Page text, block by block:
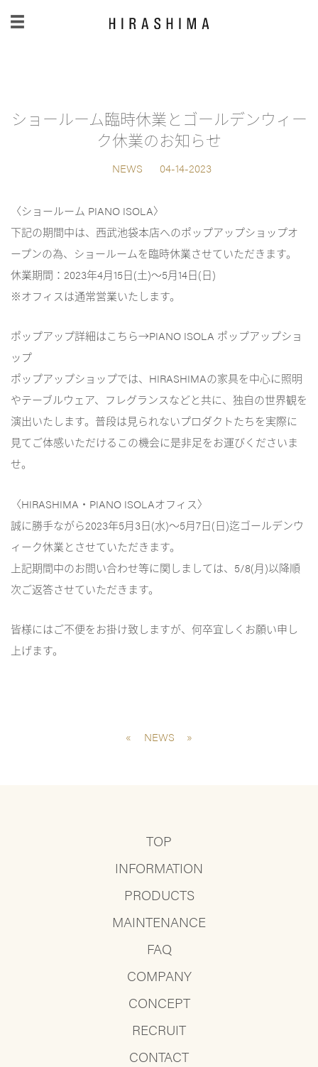
ショールーム臨時休業とゴールデンウィー
ク休業のお知らせ
NEWS 04-14-2023
〈ショールーム PIANO ISOLA〉
下記の期間中は、西武池袋本店へのポップアップショップオ
ープンの為、ショールームを臨時休業させていただきます。
休業期間：2023年4月15日(土)〜5月14日(日)
※オフィスは通常営業いたします。
ポップアップ詳細はこちら→PIANO ISOLA ポップアップショ
ップ
ポップアップショップでは、HIRASHIMAの家具を中心に照明
やテーブルウェア、フレグランスなどと共に、独自の世界観を
演出いたします。普段は見られないプロダクトたちを実際に
見てご体感いただけるこの機会に是非足をお運びくださいま
せ。
〈HIRASHIMA・PIANO ISOLAオフィス〉
誠に勝手ながら2023年5月3日(水)～5月7日(日)迄ゴールデンウ
ィーク休業とさせていただきます。
上記期間中のお問い合わせ等に関しましては、5/8(月)以降順
次ご返答させていただきます。
皆様にはご不便をお掛け致しますが、何卒宜しくお願い申し
上げます。
« NEWS »
TOP
INFORMATION
PRODUCTS
MAINTENANCE
FAQ
COMPANY
CONCEPT
RECRUIT
CONTACT